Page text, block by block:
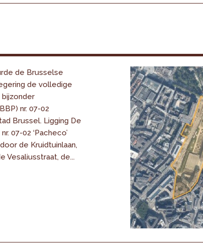
de Brusselse
de volledige
bijzonder
nr. 07-02
Brussel. Ligging De
07-02 ‘Pacheco’
de Kruidtuinlaan,
Vesaliusstraat, de...